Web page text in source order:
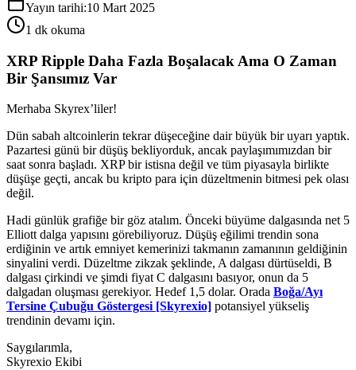
Yayın tarihi:10 Mart 2025
1 dk okuma
XRP Ripple Daha Fazla Boşalacak Ama O Zaman
Bir Şansımız Var
Merhaba Skyrex’liler!
Dün sabah altcoinlerin tekrar düşeceğine dair büyük bir uyarı yaptık.
Pazartesi günü bir düşüş bekliyorduk, ancak paylaşımımızdan bir
saat sonra başladı. XRP bir istisna değil ve tüm piyasayla birlikte
düşüşe geçti, ancak bu kripto para için düzeltmenin bitmesi pek olası
değil.
Hadi günlük grafiğe bir göz atalım. Önceki büyüme dalgasında net 5
Elliott dalga yapısını görebiliyoruz. Düşüş eğilimi trendin sona
erdiğinin ve artık emniyet kemerinizi takmanın zamanının geldiğinin
sinyalini verdi. Düzeltme zikzak şeklinde, A dalgası dürtüseldi, B
dalgası çirkindi ve şimdi fiyat C dalgasını basıyor, onun da 5
dalgadan oluşması gerekiyor. Hedef 1,5 dolar. Orada Boğa/Ayı
Tersine Çubuğu Göstergesi [Skyrexio] potansiyel yükseliş
trendinin devamı için.
Saygılarımla,
Skyrexio Ekibi